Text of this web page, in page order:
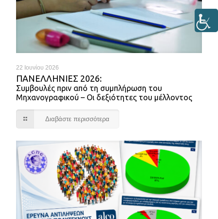
22 Ιουνίου 2026
ΠΑΝΕΛΛΉΝΙΕΣ 2026:
Συμβουλές πριν από τη συμπλήρωση του
Μηχανογραφικού – Οι δεξιότητες του μέλλοντος
Διαβάστε περισσότερα